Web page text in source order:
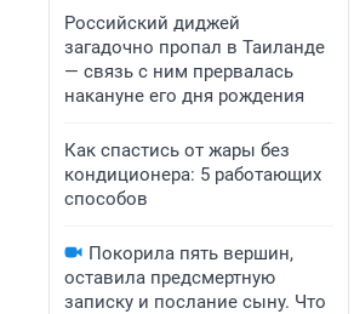
Российский диджей
загадочно пропал в Таиланде
— связь с ним прервалась
накануне его дня рождения
Как спастись от жары без
кондиционера: 5 работающих
способов
Покорила пять вершин,
оставила предсмертную
записку и послание сыну. Что